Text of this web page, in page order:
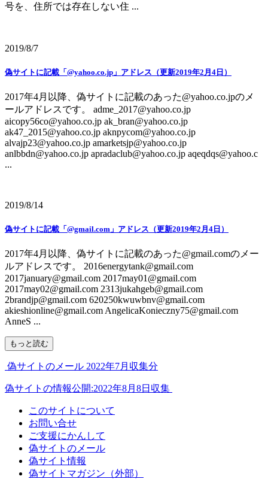
号を、住所では存在しない住 ...
2019/8/7
偽サイトに記載「@yahoo.co.jp」アドレス（更新2019年2月4日）
2017年4月以降、偽サイトに記載のあった@yahoo.co.jpのメ
ールアドレスです。 adme_2017@yahoo.co.jp
aicopy56co@yahoo.co.jp ak_bran@yahoo.co.jp
ak47_2015@yahoo.co.jp aknpycom@yahoo.co.jp
alvajp23@yahoo.co.jp amarketsjp@yahoo.co.jp
anlbbdn@yahoo.co.jp apradaclub@yahoo.co.jp aqeqdqs@yahoo.c
...
2019/8/14
偽サイトに記載「@gmail.com」アドレス（更新2019年2月4日）
2017年4月以降、偽サイトに記載のあった@gmail.comのメー
ルアドレスです。 2016energytank@gmail.com
2017january@gmail.com 2017may01@gmail.com
2017may02@gmail.com 2313jukahgeb@gmail.com
2brandjp@gmail.com 620250kwuwbnv@gmail.com
akieshionline@gmail.com AngelicaKonieczny75@gmail.com
AnneS ...
もっと読む
偽サイトのメール 2022年7月収集分
偽サイトの情報公開:2022年8月8日収集
このサイトについて
お問い合せ
ご支援にかんして
偽サイトのメール
偽サイト情報
偽サイトマガジン（外部）